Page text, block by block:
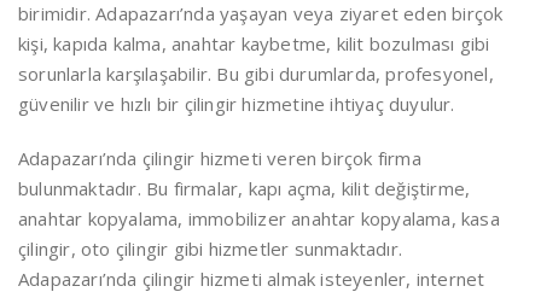
birimidir. Adapazarı’nda yaşayan veya ziyaret eden birçok
kişi, kapıda kalma, anahtar kaybetme, kilit bozulması gibi
sorunlarla karşılaşabilir. Bu gibi durumlarda, profesyonel,
güvenilir ve hızlı bir çilingir hizmetine ihtiyaç duyulur.
Adapazarı’nda çilingir hizmeti veren birçok firma
bulunmaktadır. Bu firmalar, kapı açma, kilit değiştirme,
anahtar kopyalama, immobilizer anahtar kopyalama, kasa
çilingir, oto çilingir gibi hizmetler sunmaktadır.
Adapazarı’nda çilingir hizmeti almak isteyenler, internet